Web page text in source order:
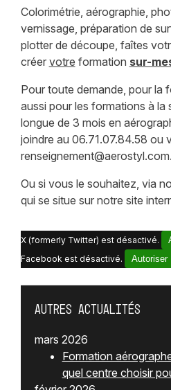
Colorimétrie, aérographie,
vernissage, préparation de
plotter de découpe, faîtes
créer votre formation sur-
Pour toute demande, pour la
aussi pour les formations à la
longue de 3 mois en
joindre au 06.71.07.84.58 ou
renseignement@aerostyl.com.
Ou si vous le souhaitez, via
qui se situe sur notre site
X (formerly Twitter) est désactivé.
Facebook est désactivé.
Autoriser
Autres actualités
mars 2026
Formation
quel centre choisir